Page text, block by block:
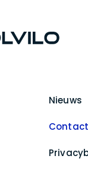
Nieuws
Contact